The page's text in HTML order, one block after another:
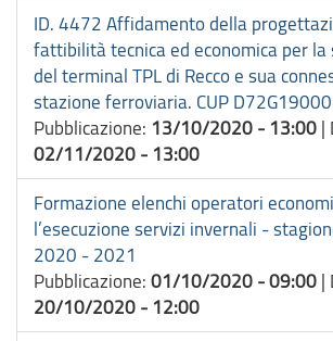
ID. 4472 Affidamento della
fattibilità tecnica ed economica per la
del terminal TPL di Recco e sua
stazione ferroviaria. CUP
Pubblicazione: 13/10/2020 - 13:00 |
02/11/2020 - 13:00
Formazione elenchi operatori
l’esecuzione servizi invernali -
2020 - 2021
Pubblicazione: 01/10/2020 - 09:00 |
20/10/2020 - 12:00